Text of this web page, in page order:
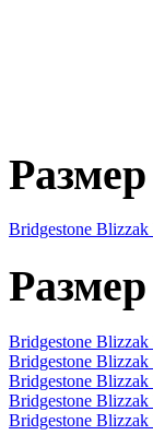
Bridgestone
Bridgestone
Bridgestone
Bridgestone
Bridgestone
Bridgestone